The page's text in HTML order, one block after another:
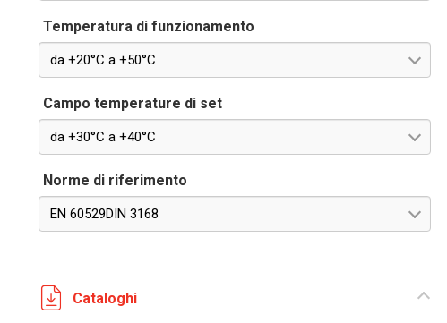
Temperatura di funzionamento
da +20°C a +50°C
Campo temperature di set
da +30°C a +40°C
Norme di riferimento
EN 60529DIN 3168
Cataloghi